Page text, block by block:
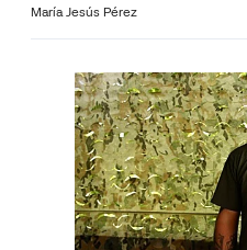
María Jesús Pérez